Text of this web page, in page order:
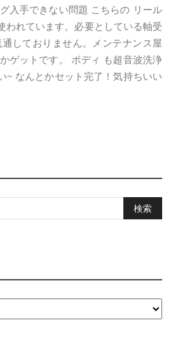
入手できない問題 こちらの リール
われています。必要としている軸受
しておりません。メンテナンス屋
ゲットです。 ボディ も超音波洗浄
~ なんとかセット完了！気持ちいい